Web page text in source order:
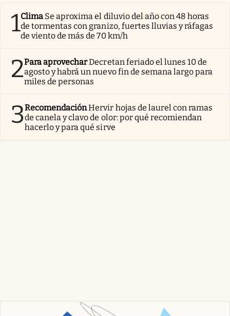
1Clima Se aproxima el diluvio del año con 48 horas
de tormentas con granizo, fuertes lluvias y ráfagas
de viento de más de 70 km/h
2Para aprovecharDecretan feriado el lunes 10 de
agosto y habrá un nuevo fin de semana largo para
miles de personas
3RecomendaciónHervir hojas de laurel con ramas
de canela y clavo de olor: por qué recomiendan
hacerlo y para qué sirve